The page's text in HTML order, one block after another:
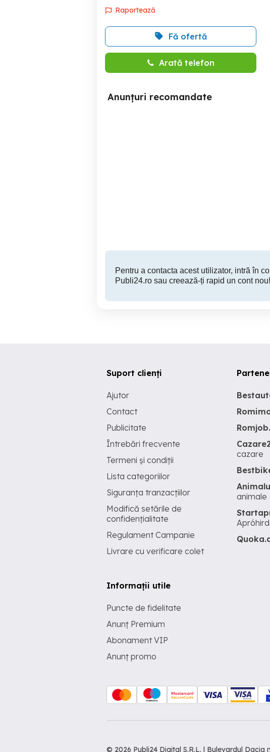
Raportează
Fă ofertă
Arată telefon
Anunțuri recomandate
Pentru a contacta acest utilizator, intră în
Publi24.ro sau creează-ți rapid un cont nou!
Suport clienți
Ajutor
Contact
Publicitate
Întrebări frecvente
Termeni și condiții
Lista categoriilor
Siguranța tranzacțiilor
Modifică setările de
confidențialitate
Regulament Campanie
Livrare cu verificare colet
Informații utile
Puncte de fidelitate
Anunț Premium
Abonament VIP
Anunț promo
cazare
animale
© 2026 Publi24 Digital S.R.L. | Bulevardul